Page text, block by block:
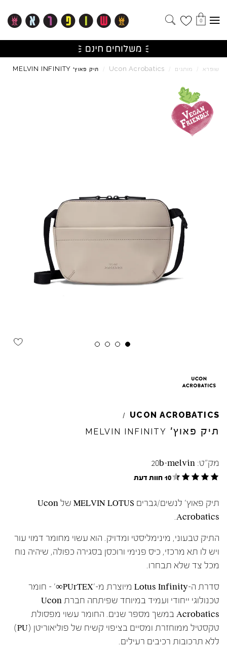
0
שופרא / מותגים /
UconAcrobatics
/ תיק פאוץ' MELVIN INFINITY
UCON ACROBATICS
/
תיק פאוץ' MELVIN INFINITY
מק"ט: 20b-melvin
10 חוות דעת
תיק פאוץ' לנשים/גברים MELVIN LOTUS של Ucon
Acrobatics.
התיק טבעוני, מינימליסטי ומדויק. הוא עשוי מחומר דמוי עור
ויש לו תא מרכזי, כיס פנימי ורוכסן בסגירה כפולה, שיהיה נוח
מכל צד שלא תבחרו.
סדרת ה-Lotus Infinity מיוצרת מ-'PUrTEX∞' – חומר
טכנולוגי ייחודי ועמיד במיוחד שפיתחה חברת Ucon
Acrobatics במשך מספר שנים. החומר עשוי מפסולת
טקסטיל ממוחזרת ומסיים בציפוי קשיח של פוליאוריטן (PU)
ללא תרכובות רכיבים רעילים.